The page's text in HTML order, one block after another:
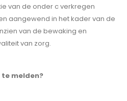
van de onder c verkregen
aangewend in het kader van de
van de bewaking en
van zorg.
te melden?